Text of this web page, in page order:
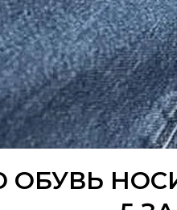
ОБУВЬ